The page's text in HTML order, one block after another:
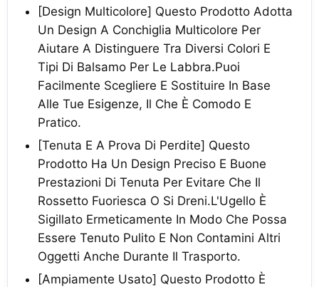
[Design Multicolore] Questo Prodotto Adotta
Un Design A Conchiglia Multicolore Per
Aiutare A Distinguere Tra Diversi Colori E
Tipi Di Balsamo Per Le Labbra.Puoi
Facilmente Scegliere E Sostituire In Base
Alle Tue Esigenze, Il Che È Comodo E
Pratico.
[Tenuta E A Prova Di Perdite] Questo
Prodotto Ha Un Design Preciso E Buone
Prestazioni Di Tenuta Per Evitare Che Il
Rossetto Fuoriesca O Si Dreni.L'Ugello È
Sigillato Ermeticamente In Modo Che Possa
Essere Tenuto Pulito E Non Contamini Altri
Oggetti Anche Durante Il Trasporto.
[Ampiamente Usato] Questo Prodotto È